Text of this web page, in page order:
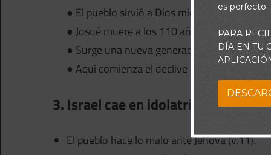
● El pueblo sirvió a Dios mientras vivían los
● Josué muere a los 110 años (v.8).
● Surge una nueva generación que no
● Aquí comienza el declive espiritual.
3. Israel cae en idolatría (Jueces
El pueblo hace lo malo ante Jehová (v.11).
es perfecto.
PARA
DÍA EN TU